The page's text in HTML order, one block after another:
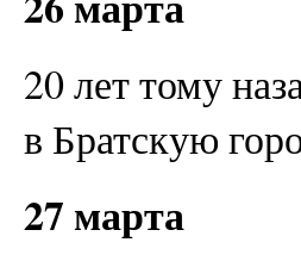
20 лет тому
в Братскую
27 марта